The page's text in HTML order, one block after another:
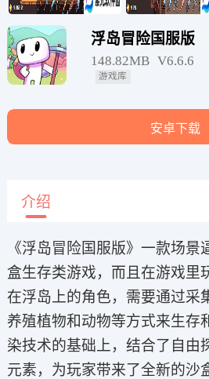
浮岛冒险国服版
148.82MB V6.6.6
游戏库
安卓下载
介绍
《浮岛冒险国服版》一款场景
盒生存类游戏，而且在游戏里
在浮岛上的角色，需要通过采
养殖植物和动物等方式来生存
染技术的基础上，结合了自由
元素，为玩家带来了全新的沙